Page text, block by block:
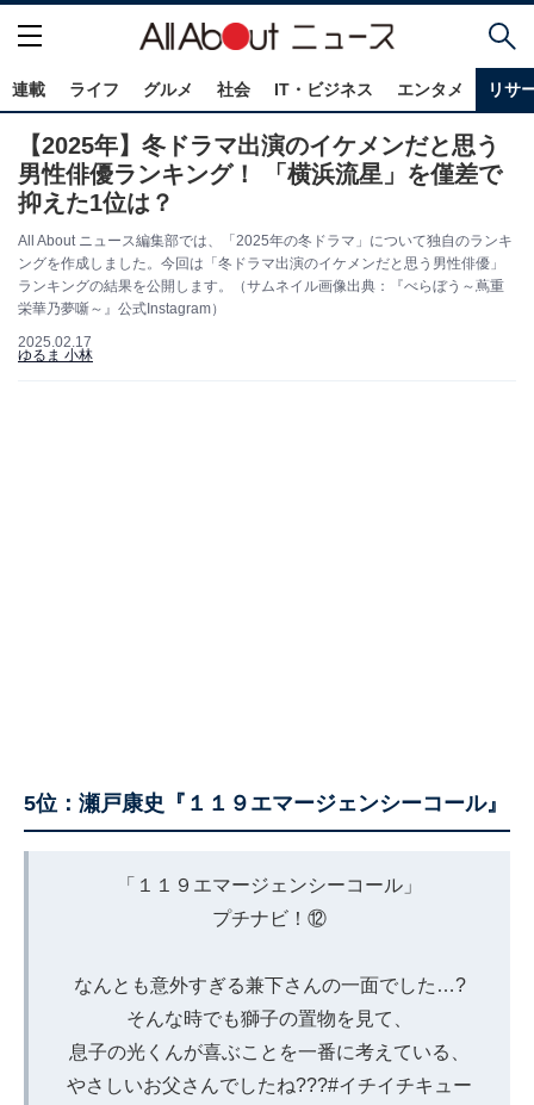
連載 ライフ グルメ 社会 IT・ビジネス エンタメ リサ
【2025年】冬ドラマ出演のイケメンだと思う
男性俳優ランキング！ 「横浜流星」を僅差で
抑えた1位は？
All About ニュース編集部では、「2025年の冬ドラマ」について独自のランキ
ングを作成しました。今回は「冬ドラマ出演のイケメンだと思う男性俳優」
ランキングの結果を公開します。（サムネイル画像出典：『べらぼう～蔦重
栄華乃夢噺～』公式Instagram）
2025.02.17
ゆるま 小林
5位：瀬戸康史『１１９エマージェンシーコール』
「１１９エマージェンシーコール」
プチナビ！⑫
なんとも意外すぎる兼下さんの一面でした…?
そんな時でも獅子の置物を見て、
息子の光くんが喜ぶことを一番に考えている、
やさしいお父さんでしたね?‍?‍?#イチイチキュー